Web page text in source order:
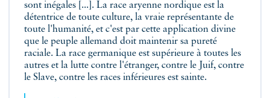
sont inégales [...]. La race aryenne nordique est la
détentrice de toute culture, la vraie représentante de
toute l'humanité, et c'est par cette application divine
que le peuple allemand doit maintenir sa pureté
raciale. La race germanique est supérieure à toutes les
autres et la lutte contre l'étranger, contre le Juif, contre
le Slave, contre les races inférieures est sainte.